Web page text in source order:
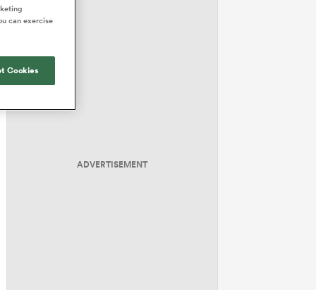
ADVERTISEMENT
can exercise
Cookies